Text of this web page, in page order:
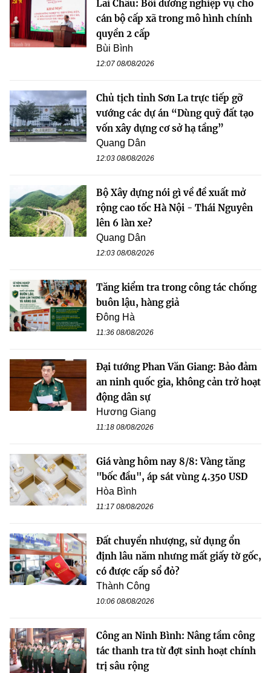
Lai Châu: Bồi dưỡng nghiệp vụ cho
cán bộ cấp xã trong mô hình chính
quyền 2 cấp
Bùi Bình
12:07 08/08/2026
Chủ tịch tỉnh Sơn La trực tiếp gỡ
vướng các dự án “Dùng quỹ đất tạo
vốn xây dựng cơ sở hạ tầng”
Quang Dân
12:03 08/08/2026
Bộ Xây dựng nói gì về đề xuất mở
rộng cao tốc Hà Nội - Thái Nguyên
lên 6 làn xe?
Quang Dân
12:03 08/08/2026
Tăng kiểm tra trong công tác chống
buôn lậu, hàng giả
Đông Hà
11:36 08/08/2026
Đại tướng Phan Văn Giang: Bảo đảm
an ninh quốc gia, không cản trở hoạt
động dân sự
Hương Giang
11:18 08/08/2026
Giá vàng hôm nay 8/8: Vàng tăng
"bốc đầu", áp sát vùng 4.350 USD
Hòa Bình
11:17 08/08/2026
Đất chuyển nhượng, sử dụng ổn
định lâu năm nhưng mất giấy tờ gốc,
có được cấp sổ đỏ?
Thành Công
10:06 08/08/2026
Công an Ninh Bình: Nâng tầm công
tác thanh tra từ đợt sinh hoạt chính
trị sâu rộng